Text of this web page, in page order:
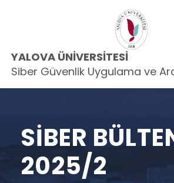
YALOVA ÜNIVERSITESI
Siber Güvenlik Uygulama ve
SIBER
2025/2